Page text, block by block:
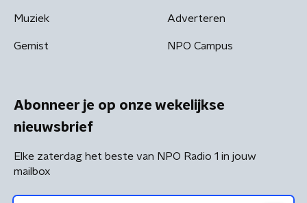
Muziek
Gemist
Adverteren
NPO Campus
Abonneer je op onze wekelijkse
nieuwsbrief
Elke zaterdag het beste van NPO Radio 1 in jouw
mailbox